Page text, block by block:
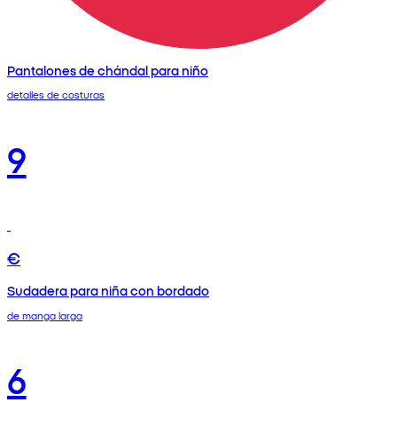
Pantalones de chándal para niño
detalles de costuras
9
€
Sudadera para niña con bordado
de manga larga
6